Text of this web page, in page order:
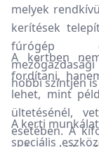
melyek
kerítések
fúrógép
hobbi szintjén
A kertben
fordítani,
lehet, mint
ültetésénél,
esetében. A
A kerti
speciális